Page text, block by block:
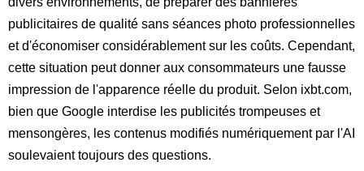
publicitaires de qualité sans séances photo professionnelles
et d'économiser considérablement sur les coûts. Cependant,
cette situation peut donner aux consommateurs une fausse
impression de l'apparence réelle du produit. Selon ixbt.com,
bien que Google interdise les publicités trompeuses et
mensongères, les contenus modifiés numériquement par l'AI
soulevaient toujours des questions.